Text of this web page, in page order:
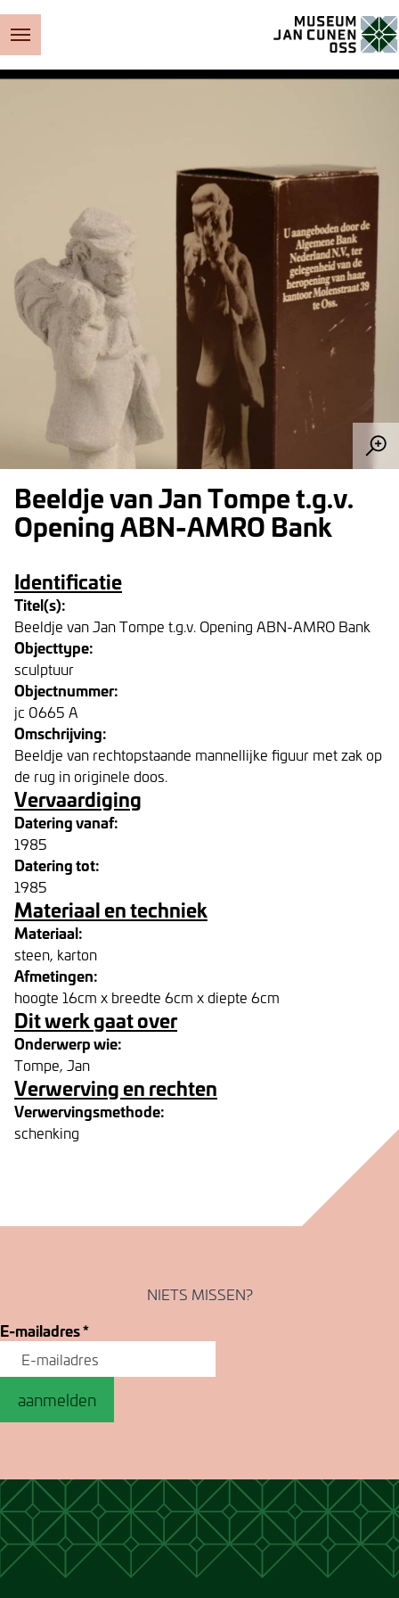
Beeldje van Jan Tompe t.g.v.
Opening ABN-AMRO Bank
Identificatie
Titel(s):
Beeldje van Jan Tompe t.g.v. Opening ABN-AMRO Bank
Objecttype:
sculptuur
Objectnummer:
jc 0665 A
Omschrijving:
Beeldje van rechtopstaande mannellijke figuur met zak op
de rug in originele doos.
Vervaardiging
Datering vanaf:
1985
Datering tot:
1985
Materiaal en techniek
Materiaal:
steen, karton
Afmetingen:
hoogte 16cm x breedte 6cm x diepte 6cm
Dit werk gaat over
Onderwerp wie:
Tompe, Jan
Verwerving en rechten
Verwervingsmethode:
schenking
NIETS MISSEN?
E-mailadres*
aanmelden